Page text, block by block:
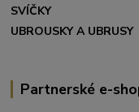
SVÍČKY
UBROUSKY A UBRUSY
Partnerské e-